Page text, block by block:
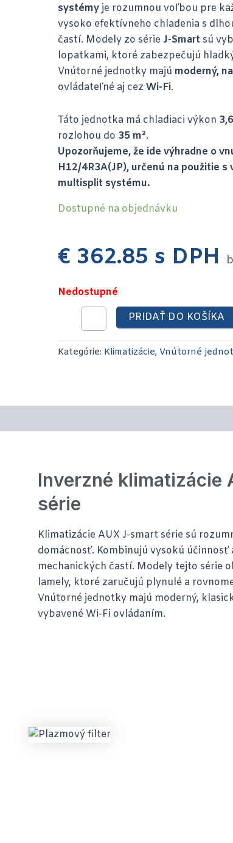
systémy je rozumnou voľbou pre
vysoko efektívneho chladenia s
častí. Modely zo série J-Smart sú
lopatkami, ktoré zabezpečujú
Vnútorné jednotky majú moderný,
ovládateľné aj cez Wi-Fi.
Táto jednotka má chladiaci výkon
rozlohou do 35 m².
Upozorňujeme, že ide výhradne o
H12/4R3A(JP), určenú na použitie
multisplit systému.
Dostupné na objednávku
€ 362.85 s DPH
Nedostupné
PRIDAŤ DO KOŠÍKA
Kategórie: Klimatizácie, Vnútorné
Inverzné klimatizácie
série
Klimatizácie AUX J-smart série sú
domácnosť. Kombinujú vysokú
mechanických častí. Modely tejto série
lamely, ktoré zaručujú plynulé a
Vnútorné jednotky majú moderný,
vybavené Wi-Fi ovládaním.